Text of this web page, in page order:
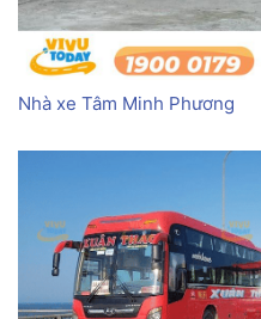
Nhà xe Tâm Minh Phương